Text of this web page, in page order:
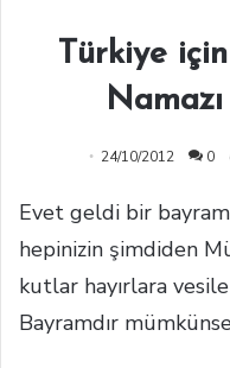
Türkiye
24/10/2012 0
Evet geldi bir
hepinizin şimdiden
kutlar hayırlara
Bayramdır